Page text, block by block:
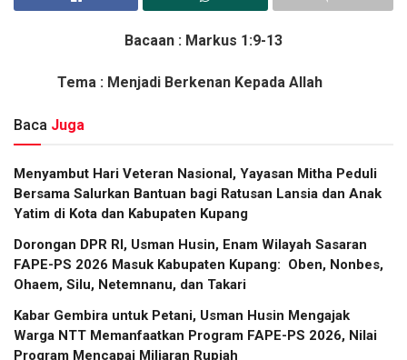
Bacaan : Markus 1:9-13
Tema : Menjadi Berkenan Kepada Allah
Baca Juga
​Menyambut Hari Veteran Nasional, Yayasan Mitha Peduli
Bersama Salurkan Bantuan bagi Ratusan Lansia dan Anak
Yatim di Kota dan Kabupaten Kupang
Dorongan DPR RI, Usman Husin, Enam Wilayah Sasaran
FAPE-PS 2026 Masuk Kabupaten Kupang: Oben, Nonbes,
Ohaem, Silu, Netemnanu, dan Takari
Kabar Gembira untuk Petani, Usman Husin Mengajak
Warga NTT Memanfaatkan Program FAPE-PS 2026, Nilai
Program Mencapai Miliaran Rupiah